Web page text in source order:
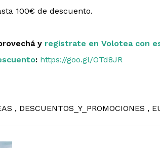
100€ de descuento.
y registrate en Volotea con
: https://goo.gl/OTd8JR
DESCUENTOS_Y_PROMOCIONES